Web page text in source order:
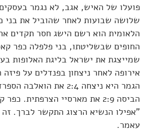
פועלו של האיש, אגב, לא נגמר
שלושה שבועות לאחר שהוביל את בני
הלאומית הוא רשם הישג חסר תקדים
החופים שבשליטתו, בני פלפלה כפר
שמייצגת את ישראל בליגת האלופות
אירופה לאחר ניצחון בפנדלים על
הגמר היא ניצחה 2:4 את
הביסה 2:9 את מארסיי הצרפתית.
"אפילו הנשיא הרצוג התקשר לברך.
עאמר.